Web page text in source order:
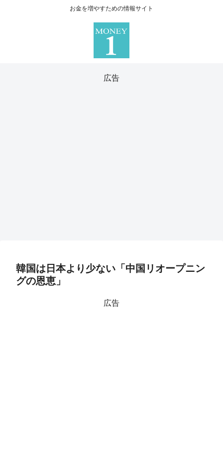
お金を増やすための情報サイト
広告
韓国は日本より少ない「中国リオープニン
グの恩恵」
広告